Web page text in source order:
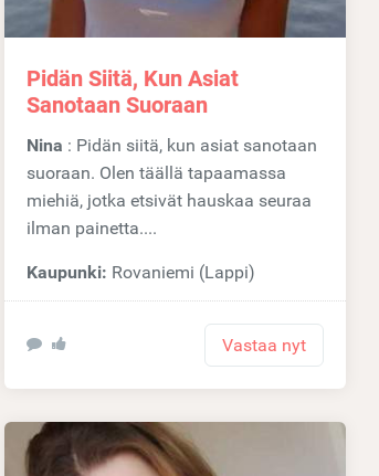
Pidän Siitä, Kun Asiat
Sanotaan Suoraan
Nina : Pidän siitä, kun asiat sanotaan
suoraan. Olen täällä tapaamassa
miehiä, jotka etsivät hauskaa seuraa
ilman painetta....
Kaupunki: Rovaniemi (Lappi)
Vastaa nyt